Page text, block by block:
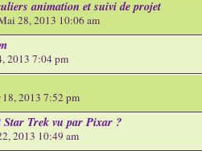
animation et suivi de projet
28, 2013 10:06 am
2013 7:04 pm
2013 7:52 pm
Star Trek vu par Pixar ?
2013 10:49 am